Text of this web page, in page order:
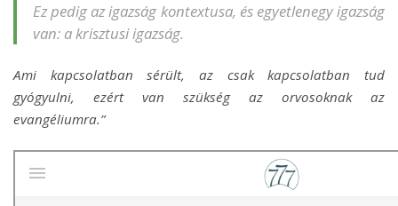
Ez pedig az igazság kontextusa, és egyetlenegy igazság
van: a krisztusi igazság.
Ami kapcsolatban sérült, az csak kapcsolatban tud
gyógyulni, ezért van szükség az orvosoknak az
evangéliumra.”